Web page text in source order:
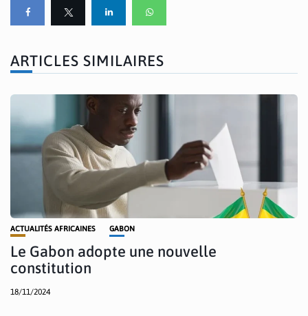
ARTICLES SIMILAIRES
ACTUALITÉS AFRICAINES GABON
Le Gabon adopte une nouvelle
constitution
18/11/2024